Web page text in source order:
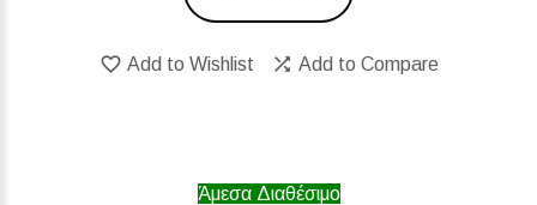
Add to Wishlist Add to Compare
Άμεσα Διαθέσιμο